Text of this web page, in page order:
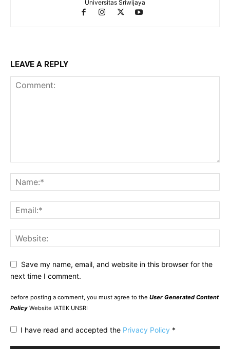
Universitas Sriwijaya
LEAVE A REPLY
Save my name, email, and website in this browser for the
next time I comment.
before posting a comment, you must agree to the User Generated Content
Policy Website IATEK UNSRI
I have read and accepted the Privacy Policy *